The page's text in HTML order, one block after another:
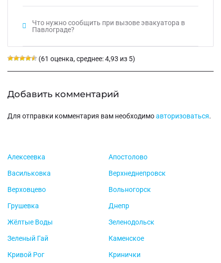
Алексеевка Апостолово
Васильковка Верхнеднепровск
Верховцево Вольногорск
Грушевка Днепр
Жёлтые Воды Зеленодольск
Зеленый Гай Каменское
Кривой Рог Кринички
Что нужно сообщить при вызове эвакуатора в
Павлограде?
(61 оценка, среднее: 4,93 из 5)
Добавить комментарий
Для отправки комментария вам необходимоавторизоваться.